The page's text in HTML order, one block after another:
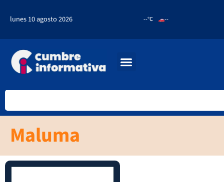
lunes 10 agosto 2026 --°C --
Maluma